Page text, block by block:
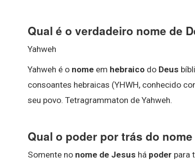
Qual é o verdadeiro nome de
Yahweh
Yahweh é o nome em hebraico do Deus
consoantes hebraicas (YHWH, conhecido
seu povo. Tetragrammaton de Yahweh.
Qual o poder por trás do
Somente no nome de Jesus há poder para